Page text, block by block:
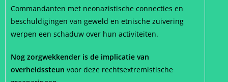
Commandanten met neonazistische connecties en
beschuldigingen van geweld en etnische zuivering
werpen een schaduw over hun activiteiten.
Nog zorgwekkender is de implicatie van
overheidssteun voor deze rechtsextremistische